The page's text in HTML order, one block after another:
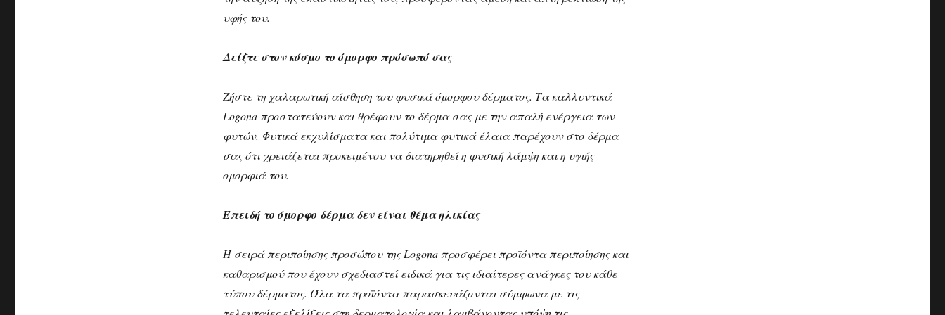
υφής του.
Δείξτε στον κόσμο το όμορφο πρόσωπό σας
Ζήστε τη χαλαρωτική αίσθηση του φυσικά όμορφου δέρματος. Τα καλλυντικά
Logona προστατεύουν και θρέφουν το δέρμα σας με την απαλή ενέργεια των
φυτών. Φυτικά εκχυλίσματα και πολύτιμα φυτικά έλαια παρέχουν στο δέρμα
σας ότι χρειάζεται προκειμένου να διατηρηθεί η φυσική λάμψη και η υγιής
ομορφιά του.
Επειδή το όμορφο δέρμα δεν είναι θέμα ηλικίας
Η σειρά περιποίησης προσώπου της Logona προσφέρει προϊόντα περιποίησης και
καθαρισμού που έχουν σχεδιαστεί ειδικά για τις ιδιαίτερες ανάγκες του κάθε
τύπου δέρματος. Όλα τα προϊόντα παρασκευάζονται σύμφωνα με τις